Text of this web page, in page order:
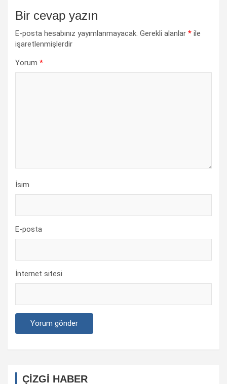
Bir cevap yazın
E-posta hesabınız yayımlanmayacak. Gerekli alanlar * ile
işaretlenmişlerdir
Yorum *
İsim
E-posta
İnternet sitesi
ÇİZGİ HABER